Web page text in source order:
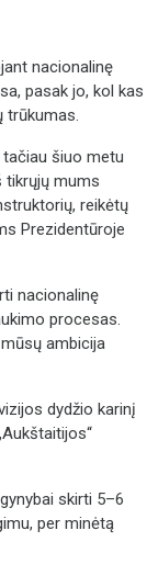
nacionalinę
pasak jo, kol kas
trūkumas.
šiuo metu
tikrųjų mums
reikėtų
Prezidentūroje
nacionalinę
procesas.
ambicija
dydžio karinį
skirti 5–6
per minėtą